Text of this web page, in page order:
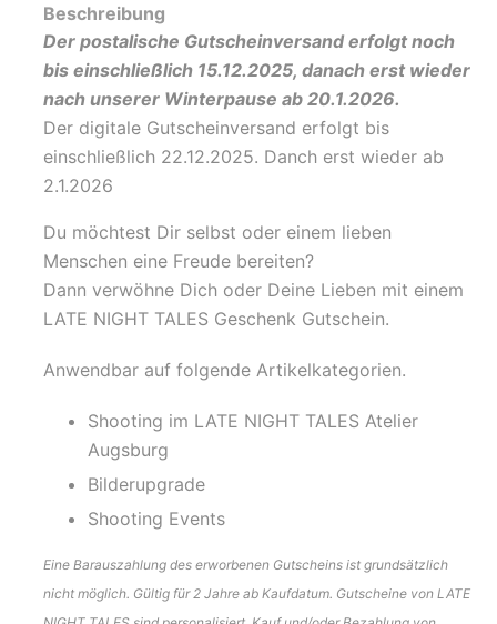
Beschreibung
Der postalische Gutscheinversand erfolgt noch
bis einschließlich 15.12.2025, danach erst wieder
nach unserer Winterpause ab 20.1.2026.
Der digitale Gutscheinversand erfolgt bis
einschließlich 22.12.2025. Danch erst wieder ab
2.1.2026
Du möchtest Dir selbst oder einem lieben
Menschen eine Freude bereiten?
Dann verwöhne Dich oder Deine Lieben mit einem
LATE NIGHT TALES Geschenk Gutschein.
Anwendbar auf folgende Artikelkategorien.
Shooting im LATE NIGHT TALES Atelier
Augsburg
Bilderupgrade
Shooting Events
Eine Barauszahlung des erworbenen Gutscheins ist grundsätzlich
nicht möglich. Gültig für 2 Jahre ab Kaufdatum. Gutscheine von LATE